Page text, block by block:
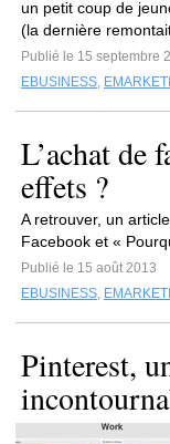
un petit coup de
(la dernière
Publié le 15 septembre
EBUSINESS,
L’achat de
effets ?
A retrouver, un
Facebook et «
Publié le 15 août 2013
EBUSINESS,
Pinterest,